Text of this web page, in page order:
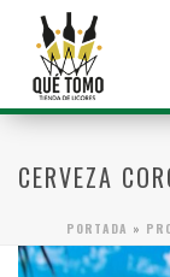
CERVEZA
PORTADA »